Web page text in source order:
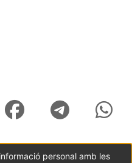
personal amb les